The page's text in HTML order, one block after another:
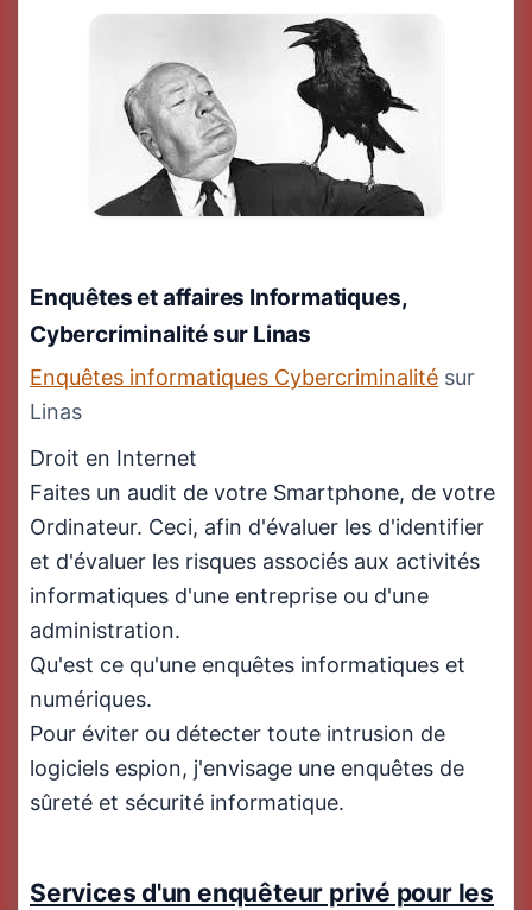
Enquêtes et affaires Informatiques,
Cybercriminalitésur Linas
Enquêtes informatiques Cybercriminalité sur
Linas
Droit en Internet
Faites un audit de votre Smartphone, de votre
Ordinateur. Ceci, afin d'évaluer les d'identifier
et d'évaluer les risques associés aux activités
informatiques d'une entreprise ou d'une
administration.
Qu'est ce qu'une enquêtes informatiques et
numériques.
Pour éviter ou détecter toute intrusion de
logiciels espion, j'envisage une enquêtes de
sûreté et sécurité informatique.
Services d'un enquêteur privé pour les